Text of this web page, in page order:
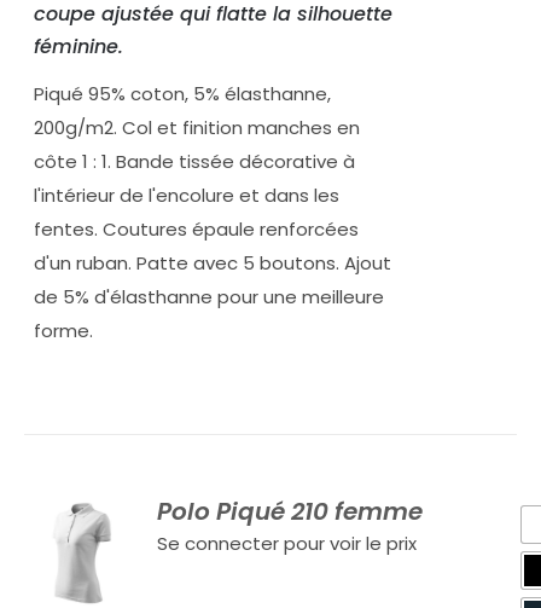
coupe ajustée qui flatte la silhouette
féminine.
Piqué 95% coton, 5% élasthanne,
200g/m2. Col et finition manches en
côte 1 : 1. Bande tissée décorative à
l'intérieur de l'encolure et dans les
fentes. Coutures épaule renforcées
d'un ruban. Patte avec 5 boutons. Ajout
de 5% d'élasthanne pour une meilleure
forme.
Polo Piqué 210 femme
Se connecter pour voir le prix